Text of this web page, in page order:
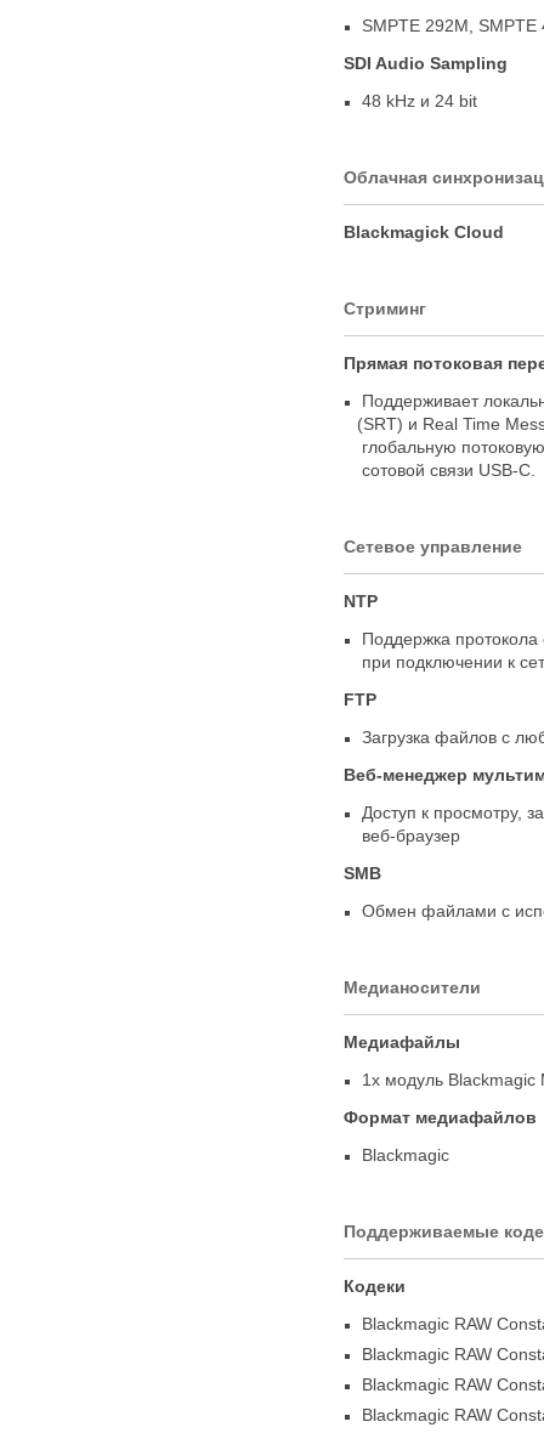
SMPTE 292M
SMPTE
SDI Audio Sampling
48 kHz и 24 bit
Облачная
Blackmagick Cloud
Стриминг
Прямая потоковая
Поддерживает
(SRT) и Real Time
глобальную
сотовой связи USB-C
Сетевое управление
NTP
Поддержка
при подключении к
FTP
Загрузка файлов с
Веб-менеджер
Доступ к просмотру,
веб-браузер
SMB
Обмен файлами с
Медианосители
Медиафайлы
1x модуль Blackmagic
Формат медиафайлов
Blackmagic
Поддерживаемые
Кодеки
Blackmagic RAW
Blackmagic RAW
Blackmagic RAW
Blackmagic RAW